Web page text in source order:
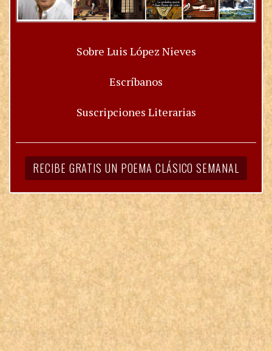
Sobre Luis López Nieves
Escríbanos
Suscripciones Literarias
RECIBE GRATIS UN POEMA CLÁSICO SEMANAL